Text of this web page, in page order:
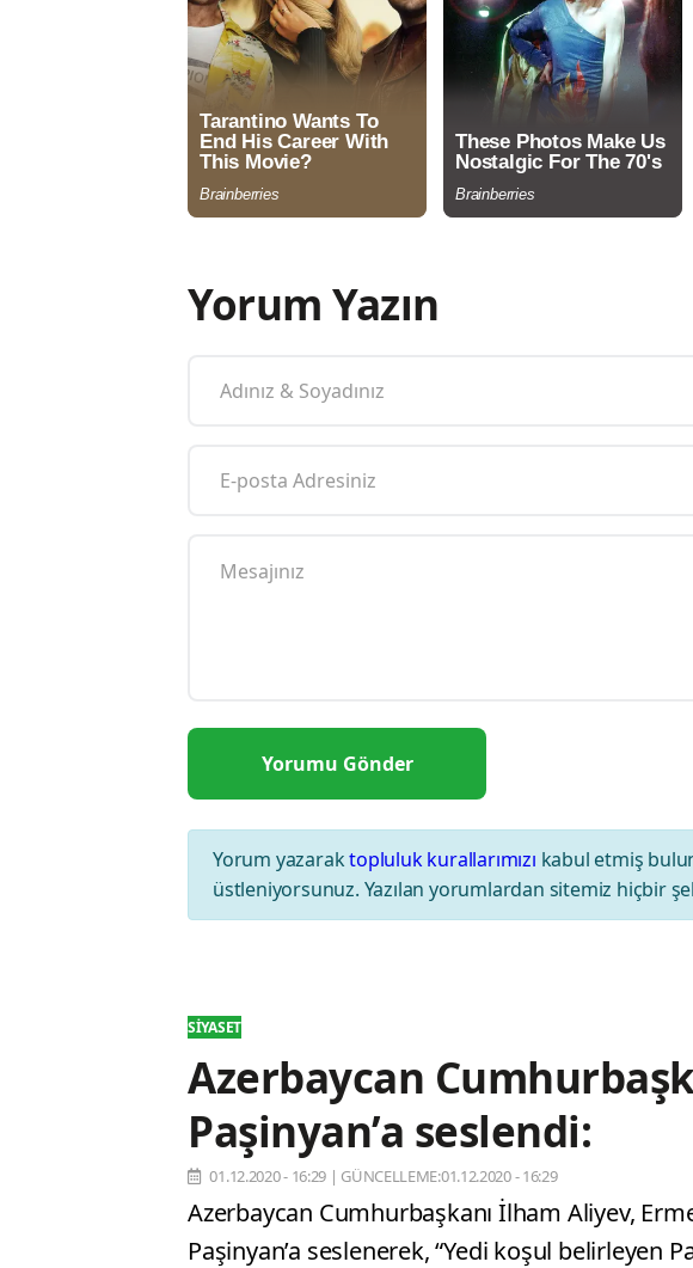
Yorum Yazın
Yorum yazaraktopluluk kurallarımızı kabul etmiş
üstleniyorsunuz. Yazılan yorumlardan sitemiz hiçbir
SIYASET
Azerbaycan
Paşinyan’a seslendi:
01.12.2020 - 16:29 | GÜNCELLEME:01.12.2020 - 16:29
Azerbaycan Cumhurbaşkanı İlham Aliyev,
Paşinyan’a seslenerek, “Yedi koşul belirleyen